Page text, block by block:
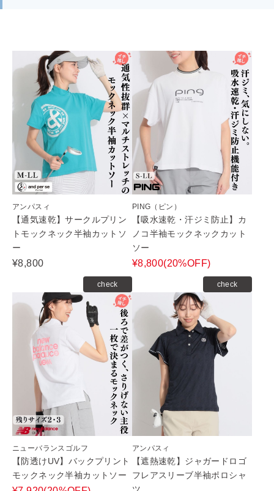
アンパスィ
【通気速乾】サークルプリン
トモックネック半袖カットソ
ー
¥8,800
check
PING（ピン）
【吸水速乾・汗ジミ防止】カ
ノコ半袖モックネックカット
ソー
¥8,800(20%OFF)
check
ニューバランスゴルフ
【防透けUV】バックプリント
モックネック半袖カットソー
アンパスィ
【遮熱速乾】ジャガードロゴ
フレアスリーブ半袖ポロシャ